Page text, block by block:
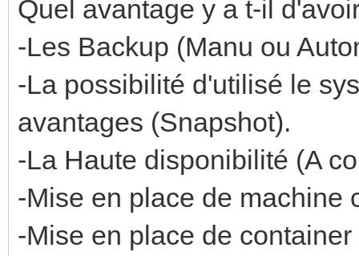
Quel avantage y a t-il
-Les Backup (Manu ou
-La possibilité d'utilisé le
avantages (Snapshot).
-La Haute disponibilité (A
-Mise en place de machine
-Mise en place de